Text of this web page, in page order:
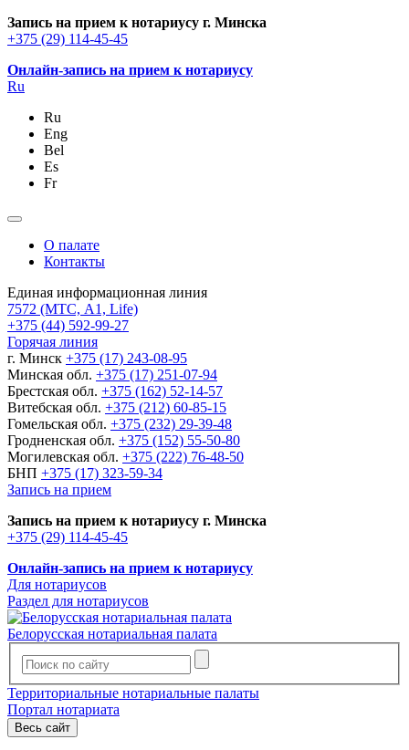
Запись на прием к нотариусу г. Минска
+375 (29) 114-45-45
Онлайн-запись на прием к нотариусу
Ru
Ru
Eng
Bel
Es
Fr
О палате
Контакты
Единая информационная линия
7572 (МТС, A1, Life)
+375 (44) 592-99-27
Горячая линия
г. Минск +375 (17) 243-08-95
Минская обл. +375 (17) 251-07-94
Брестская обл. +375 (162) 52-14-57
Витебская обл. +375 (212) 60-85-15
Гомельская обл. +375 (232) 29-39-48
Гродненская обл. +375 (152) 55-50-80
Могилевская обл. +375 (222) 76-48-50
БНП +375 (17) 323-59-34
Запись на прием
Запись на прием к нотариусу г. Минска
+375 (29) 114-45-45
Онлайн-запись на прием к нотариусу
Для нотариусов
Раздел для нотариусов
Белорусская нотариальная палата
Территориальные нотариальные палаты
Портал нотариата
Весь сайт